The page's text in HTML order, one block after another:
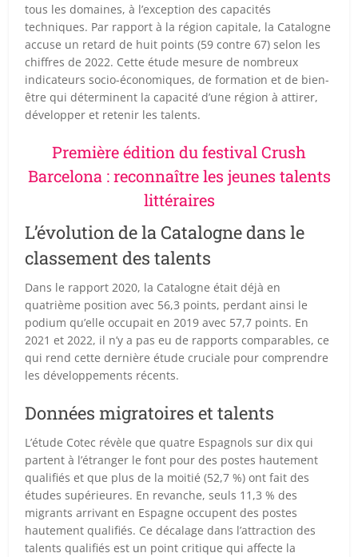
tous les domaines, à l’exception des capacités
techniques. Par rapport à la région capitale, la Catalogne
accuse un retard de huit points (59 contre 67) selon les
chiffres de 2022. Cette étude mesure de nombreux
indicateurs socio-économiques, de formation et de bien-
être qui déterminent la capacité d’une région à attirer,
développer et retenir les talents.
Première édition du festival Crush
Barcelona : reconnaître les jeunes talents
littéraires
L’évolution de la Catalogne dans le
classement des talents
Dans le rapport 2020, la Catalogne était déjà en
quatrième position avec 56,3 points, perdant ainsi le
podium qu’elle occupait en 2019 avec 57,7 points. En
2021 et 2022, il n’y a pas eu de rapports comparables, ce
qui rend cette dernière étude cruciale pour comprendre
les développements récents.
Données migratoires et talents
L’étude Cotec révèle que quatre Espagnols sur dix qui
partent à l’étranger le font pour des postes hautement
qualifiés et que plus de la moitié (52,7 %) ont fait des
études supérieures. En revanche, seuls 11,3 % des
migrants arrivant en Espagne occupent des postes
hautement qualifiés. Ce décalage dans l’attraction des
talents qualifiés est un point critique qui affecte la